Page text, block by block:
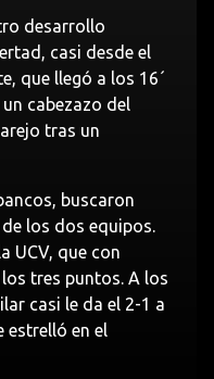
desarrollo
casi desde el
que llegó a los 16´
cabezazo del
tras un
buscaron
los dos equipos.
UCV, que con
tres puntos. A los
casi le da el 2-1 a
estrelló en el